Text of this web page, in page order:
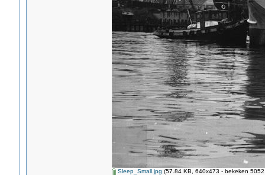
Sleep_Small.jpg (57.84 KB, 640x473 - bekeken 5052